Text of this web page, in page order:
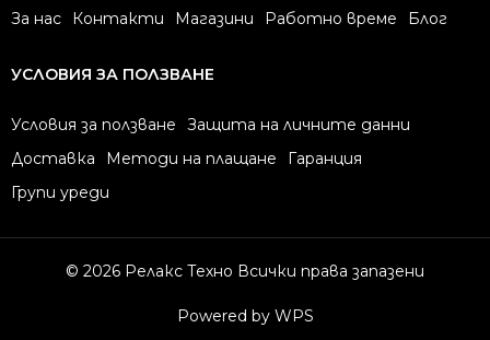
За нас Контакти Магазини Работно време Блог
УСЛОВИЯ ЗА ПОЛЗВАНЕ
Условия за ползване
Защита на личните данни
Доставка
Методи на плащане
Гаранция
Групи уреди
© 2026 Релакс Техно Всички права запазени
Powered by WPS